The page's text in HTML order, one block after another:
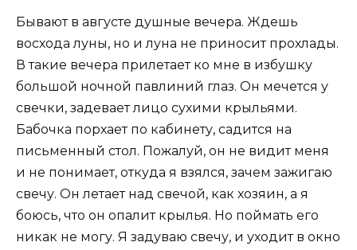
Бывают в августе душные вечера. Ждешь
восхода луны, но и луна не приносит прохлады.
В такие вечера прилетает ко мне в избушку
большой ночной павлиний глаз. Он мечется у
свечки, задевает лицо сухими крыльями.
Бабочка порхает по кабинету, садится на
письменный стол. Пожалуй, он не видит меня
и не понимает, откуда я взялся, зачем зажигаю
свечу. Он летает над свечой, как хозяин, а я
боюсь, что он опалит крылья. Но поймать его
никак не могу. Я задуваю свечу, и уходит в окно